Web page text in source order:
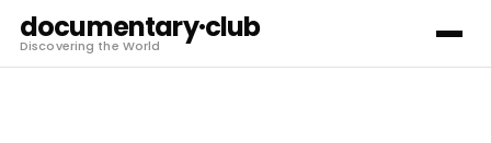
documentary·club
Discovering the World